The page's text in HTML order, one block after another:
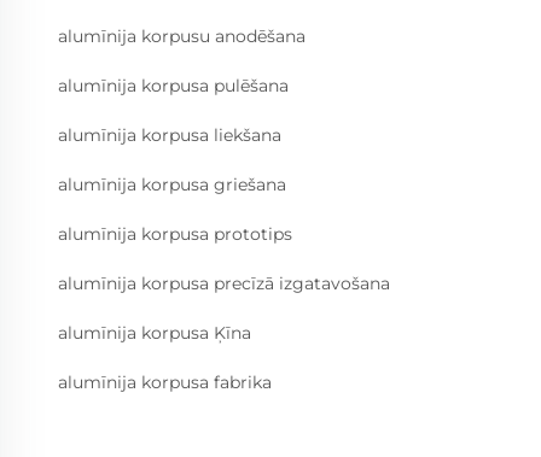
alumīnija korpusu anodēšana
alumīnija korpusa pulēšana
alumīnija korpusa liekšana
alumīnija korpusa griešana
alumīnija korpusa prototips
alumīnija korpusa precīzā izgatavošana
alumīnija korpusa Ķīna
alumīnija korpusa fabrika